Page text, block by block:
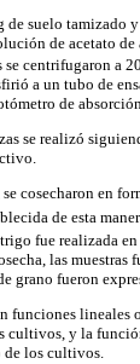
de suelo
de acetato de
centrifugaron a
a un tubo de
de
se realizó
cosecharon en
de esta
fue realizada
las muestras
grano fueron
funciones lineales
y la
de los cultivos.